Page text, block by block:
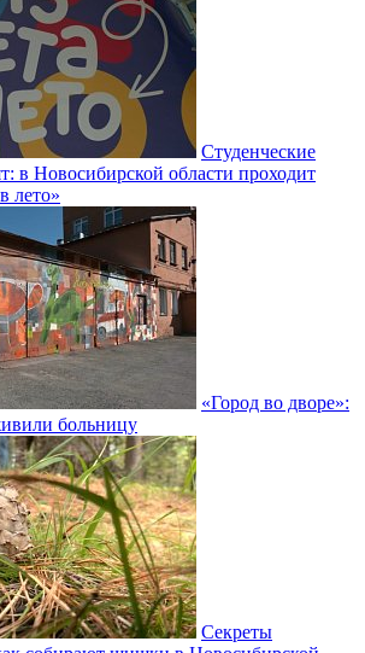
Студенческие
в Новосибирской области проходит
лето»
«Город во дворе»:
больницу
Секреты